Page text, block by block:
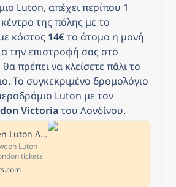
Luton, απέχει περίπου 1
της πόλης με το
κόστος 14€ το άτομο η μονή
την επιστροφή σας στο
πρέπει να κλείσετε πάλι το
Το συγκεκριμένο δρομολόγιο
Luton με τον
Victoria του Λονδίνου.
Bus between Luton Airport and London Tickets | Tiqets
Luton
tickets
more
with Tiqets